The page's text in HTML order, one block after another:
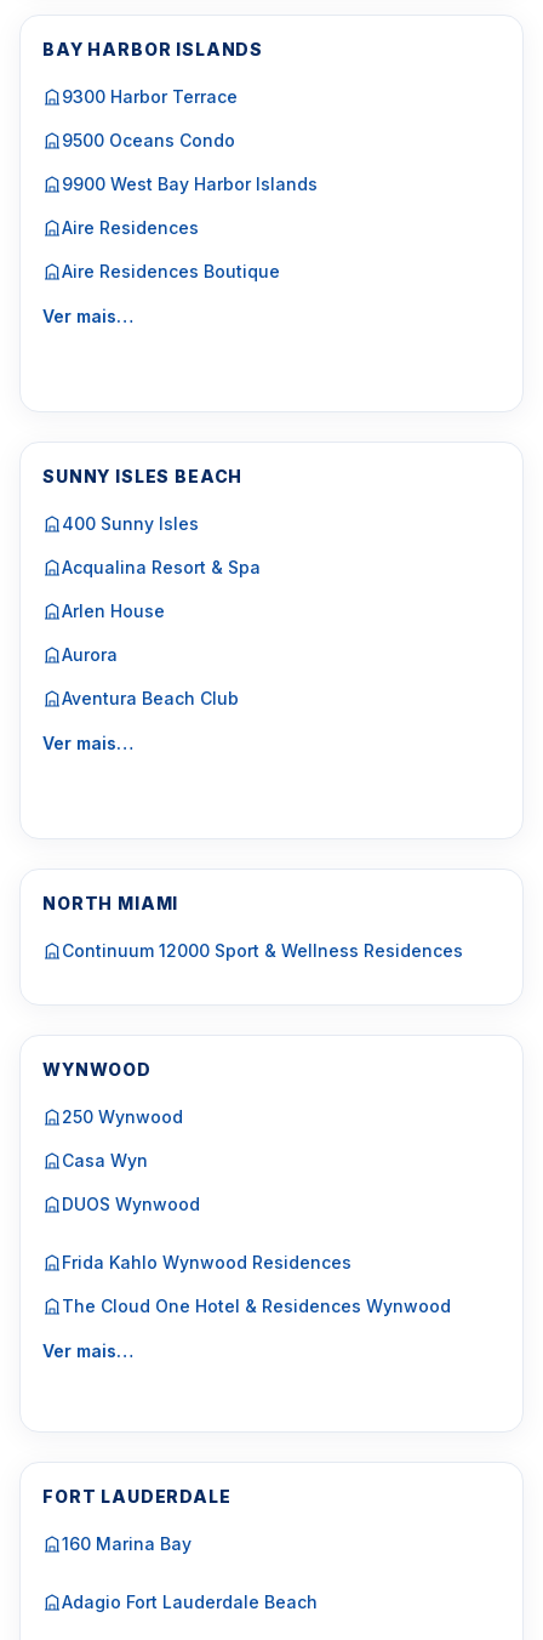
BAY HARBOR ISLANDS
9300 Harbor Terrace
9500 Oceans Condo
9900 West Bay Harbor Islands
Aire Residences
Aire Residences Boutique
Ver mais…
SUNNY ISLES BEACH
400 Sunny Isles
Acqualina Resort & Spa
Arlen House
Aurora
Aventura Beach Club
Ver mais…
NORTH MIAMI
Continuum 12000 Sport & Wellness Residences
WYNWOOD
250 Wynwood
Casa Wyn
DUOS Wynwood
Frida Kahlo Wynwood Residences
The Cloud One Hotel & Residences Wynwood
Ver mais…
FORT LAUDERDALE
160 Marina Bay
Adagio Fort Lauderdale Beach